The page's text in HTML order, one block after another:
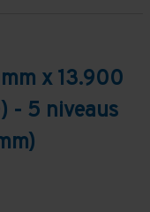
x 13.900
- 5 niveaus